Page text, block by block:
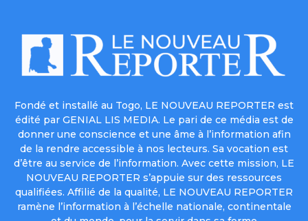
Fondé et installé au Togo, LE NOUVEAU REPORTER est
édité par GENIAL LIS MEDIA. Le pari de ce média est de
donner une conscience et une âme à l’information afin
de la rendre accessible à nos lecteurs. Sa vocation est
d’être au service de l’information. Avec cette mission, LE
NOUVEAU REPORTER s’appuie sur des ressources
qualifiées. Affilié de la qualité, LE NOUVEAU REPORTER
ramène l’information à l’échelle nationale, continentale